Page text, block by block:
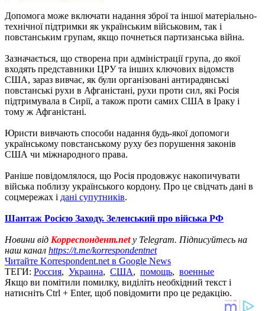
Допомога може включати надання зброї та іншої матеріально-
технічної підтримки як українським військовим, так і
повстанським групам, якщо почнеться партизанська війна.
Зазначається, що створена при адміністрації група, до якої
входять представники ЦРУ та інших ключових відомств
США, зараз вивчає, як були організовані антирадянські
повстанські рухи в Афганістані, рухи проти сил, які Росія
підтримувала в Сирії, а також проти самих США в Іраку і
тому ж Афганістані.
Юристи вивчають способи надання будь-якої допомоги
українському повстанському руху без порушення законів
США чи міжнародного права.
Раніше повідомлялося, що Росія продовжує накопичувати
війська поблизу українського кордону. Про це свідчать дані в
соцмережах і дані супутників.
Шантаж Росією Заходу. Зеленський про війська РФ
Новини від Корреспондент.netу Telegram. Підписуйтесь на
наш канал https://t.me/korrespondentnet
Читайте Korrespondent.net в Google News
ТЕГИ: Россия, Украина, США, помощь, военные
Якщо ви помітили помилку, виділіть необхідний текст і
натисніть Ctrl + Enter, щоб повідомити про це редакцію.